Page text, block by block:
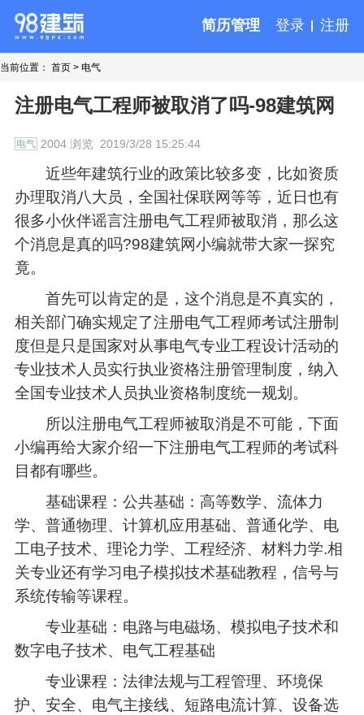
简历管理 登录 注册
当前位置： 首页 > 电气
注册电气工程师被取消了吗-98建筑网
电气 2004 浏览 2019/3/28 15:25:44
近些年建筑行业的政策比较多变，比如资质
办理取消八大员，全国社保联网等等，近日也有
很多小伙伴谣言注册电气工程师被取消，那么这
个消息是真的吗?98建筑网小编就带大家一探究
竟。
首先可以肯定的是，这个消息是不真实的，
相关部门确实规定了注册电气工程师考试注册制
度但是只是国家对从事电气专业工程设计活动的
专业技术人员实行执业资格注册管理制度，纳入
全国专业技术人员执业资格制度统一规划。
所以注册电气工程师被取消是不可能，下面
小编再给大家介绍一下注册电气工程师的考试科
目都有哪些。
基础课程：公共基础：高等数学、流体力
学、普通物理、计算机应用基础、普通化学、电
工电子技术、理论力学、工程经济、材料力学.相
关专业还有学习电子模拟技术基础教程，信号与
系统传输等课程。
专业基础：电路与电磁场、模拟电子技术和
数字电子技术、电气工程基础
专业课程：法律法规与工程管理、环境保
护、安全、电气主接线、短路电流计算、设备选